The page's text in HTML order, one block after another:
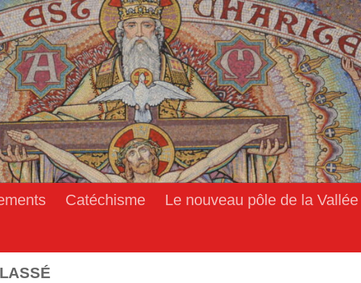
Catéchisme
Le nouveau pôle de la